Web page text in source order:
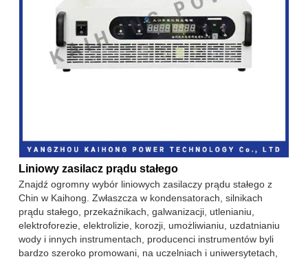
Liniowy zasilacz prądu stałego
Znajdź ogromny wybór liniowych zasilaczy prądu stałego z
Chin w Kaihong. Zwłaszcza w kondensatorach, silnikach
prądu stałego, przekaźnikach, galwanizacji, utlenianiu,
elektroforezie, elektrolizie, korozji, umożliwianiu, uzdatnianiu
wody i innych instrumentach, producenci instrumentów byli
bardzo szeroko promowani, na uczelniach i uniwersytetach,